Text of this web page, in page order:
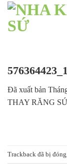
Chuyển
nội
Đã xuất bản
THAY RĂNG
Trackback đã bị